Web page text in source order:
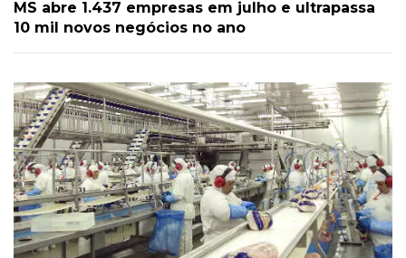
MS abre 1.437 empresas em julho e ultrapassa
10 mil novos negócios no ano